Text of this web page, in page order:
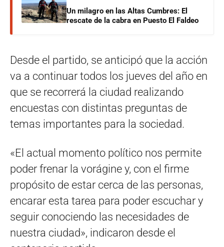
Un milagro en las Altas Cumbres: El
rescate de la cabra en Puesto El Faldeo
Desde el partido, se anticipó que la acción
va a continuar todos los jueves del año en
que se recorrerá la ciudad realizando
encuestas con distintas preguntas de
temas importantes para la sociedad.
«El actual momento político nos permite
poder frenar la vorágine y, con el firme
propósito de estar cerca de las personas,
encarar esta tarea para poder escuchar y
seguir conociendo las necesidades de
nuestra ciudad», indicaron desde el